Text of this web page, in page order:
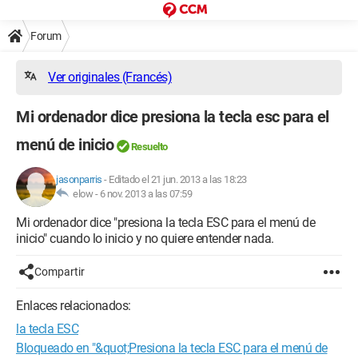
Forum
Ver originales (Francés)
Mi ordenador dice presiona la tecla esc para el
menú de inicio
Resuelto
jasonparris - Editado el 21 jun. 2013 a las 18:23
elow - 6 nov. 2013 a las 07:59
Mi ordenador dice "presiona la tecla ESC para el menú de
inicio" cuando lo inicio y no quiere entender nada.
Compartir
Enlaces relacionados:
la tecla ESC
Bloqueado en "&quot;Presiona la tecla ESC para el menú de